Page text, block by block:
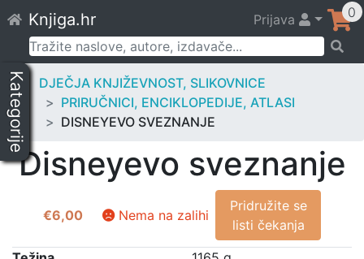
to
content
Knjiga.hr Prijava 0
Pretraži:
Kategorije
DJEČJA KNJIŽEVNOST, SLIKOVNICE
PRIRUČNICI, ENCIKLOPEDIJE, ATLASI
DISNEYEVO SVEZNANJE
Disneyevo sveznanje
€6,00 Nema na zalihi
Pridružite se
listi čekanja